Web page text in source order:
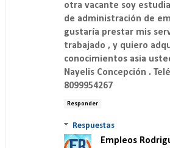
otra vacante soy
de administración de
gustaría prestar mis
trabajado , y quiero
conocimientos asia
Nayelis Concepción .
8099954267
Responder
Respuestas
Empleos